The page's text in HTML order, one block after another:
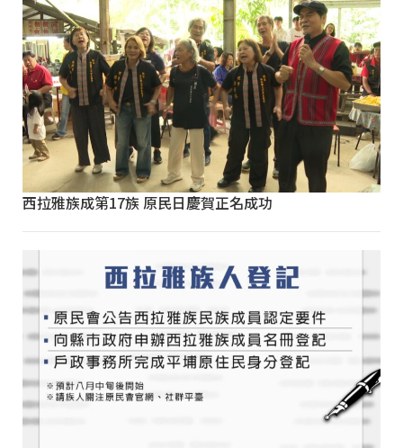
西拉雅族成第17族 原民日慶賀正名成功